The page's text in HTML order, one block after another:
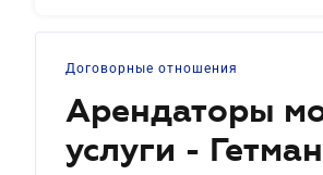
Договорные отношения
Арендаторы
услуги -